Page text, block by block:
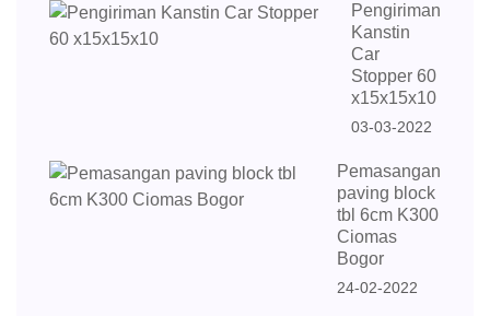
Pengiriman
Kanstin
Car
Stopper 60
x15x15x10
03-03-2022
Pemasangan
paving block
tbl 6cm K300
Ciomas
Bogor
24-02-2022